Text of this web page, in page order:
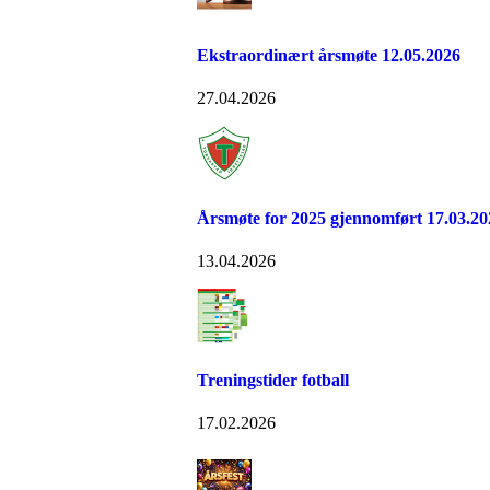
Ekstraordinært årsmøte 12.05.2026
27.04.2026
Årsmøte for 2025 gjennomført
13.04.2026
Treningstider fotball
17.02.2026